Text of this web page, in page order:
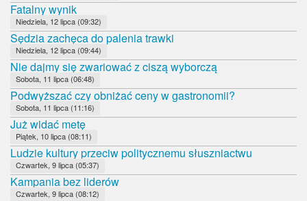
Fatalny wynik
Niedziela, 12 lipca (09:32)
Sędzia zachęca do palenia trawki
Niedziela, 12 lipca (09:44)
Nie dajmy się zwariować z ciszą wyborczą
Sobota, 11 lipca (06:48)
Podwyższać czy obniżać ceny w gastronomii?
Sobota, 11 lipca (11:16)
Już widać metę
Piątek, 10 lipca (08:11)
Ludzie kultury przeciw politycznemu słuszniactwu
Czwartek, 9 lipca (05:37)
Kampania bez liderów
Czwartek, 9 lipca (08:12)